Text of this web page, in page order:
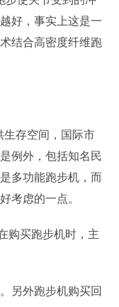
好，事实上这是一
结合高密度纤维跑
生存空间，国际市
例外，包括知名民
多功能跑步机，而
考虑的一点。
购买跑步机时，主
另外跑步机购买回